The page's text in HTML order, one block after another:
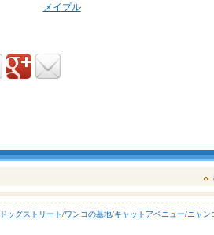
メイプル
ドッグストリート/ワンコの墓地/キャットアベニュー/ニャン